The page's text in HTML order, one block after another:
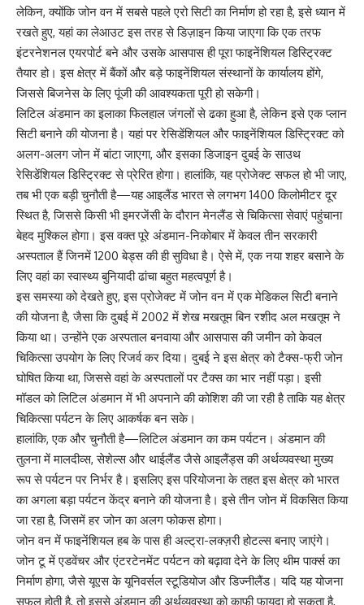
लेकिन, क्योंकि जोन वन में सबसे पहले एरो सिटी का निर्माण हो रहा है, इसे ध्यान में
रखते हुए, यहां का लेआउट इस तरह से डिज़ाइन किया जाएगा कि एक तरफ
इंटरनेशनल एयरपोर्ट बने और उसके आसपास ही पूरा फाइनेंशियल डिस्ट्रिक्ट
तैयार हो। इस क्षेत्र में बैंकों और बड़े फाइनेंशियल संस्थानों के कार्यालय होंगे,
जिससे बिजनेस के लिए पूंजी की आवश्यकता पूरी हो सकेगी।
लिटिल अंडमान का इलाका फिलहाल जंगलों से ढका हुआ है, लेकिन इसे एक प्लान
सिटी बनाने की योजना है। यहां पर रेसिडेंशियल और फाइनेंशियल डिस्ट्रिक्ट को
अलग-अलग जोन में बांटा जाएगा, और इसका डिजाइन दुबई के साउथ
रेसिडेंशियल डिस्ट्रिक्ट से प्रेरित होगा। हालांकि, यह प्रोजेक्ट सफल हो भी जाए,
तब भी एक बड़ी चुनौती है—यह आइलैंड भारत से लगभग 1400 किलोमीटर दूर
स्थित है, जिससे किसी भी इमरजेंसी के दौरान मेनलैंड से चिकित्सा सेवाएं पहुंचाना
बेहद मुश्किल होगा। इस वक्त पूरे अंडमान-निकोबार में केवल तीन सरकारी
अस्पताल हैं जिनमें 1200 बेड्स की ही सुविधा है। ऐसे में, एक नया शहर बसाने के
लिए वहां का स्वास्थ्य बुनियादी ढांचा बहुत महत्वपूर्ण है।
इस समस्या को देखते हुए, इस प्रोजेक्ट में जोन वन में एक मेडिकल सिटी बनाने
की योजना है, जैसा कि दुबई में 2002 में शेख मखतूम बिन रशीद अल मखतूम ने
किया था। उन्होंने एक अस्पताल बनवाया और आसपास की जमीन को केवल
चिकित्सा उपयोग के लिए रिजर्व कर दिया। दुबई ने इस क्षेत्र को टैक्स-फ्री जोन
घोषित किया था, जिससे वहां के अस्पतालों पर टैक्स का भार नहीं पड़ा। इसी
मॉडल को लिटिल अंडमान में भी अपनाने की कोशिश की जा रही है ताकि यह क्षेत्र
चिकित्सा पर्यटन के लिए आकर्षक बन सके।
हालांकि, एक और चुनौती है—लिटिल अंडमान का कम पर्यटन। अंडमान की
तुलना में मालदीव्स, सेशेल्स और थाईलैंड जैसे आइलैंड्स की अर्थव्यवस्था मुख्य
रूप से पर्यटन पर निर्भर है। इसलिए इस परियोजना के तहत इस क्षेत्र को भारत
का अगला बड़ा पर्यटन केंद्र बनाने की योजना है। इसे तीन जोन में विकसित किया
जा रहा है, जिसमें हर जोन का अलग फोकस होगा।
जोन वन में फाइनेंशियल हब के पास ही अल्ट्रा-लक्ज़री होटल्स बनाए जाएंगे।
जोन टू में एडवेंचर और एंटरटेनमेंट पर्यटन को बढ़ावा देने के लिए थीम पार्क्स का
निर्माण होगा, जैसे यूएस के यूनिवर्सल स्टूडियोज और डिज्नीलैंड। यदि यह योजना
सफल होती है, तो इससे अंडमान की अर्थव्यवस्था को काफी फायदा हो सकता है,